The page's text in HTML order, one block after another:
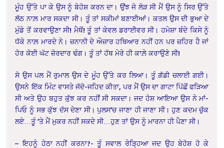
ਮੂੰਹ ਉੱਤੇ ਪਾ ਕੇ ਉਸ ਨੂੰ ਬੇਹੋਸ਼ ਕਰਨ ਦਾ। ਉਂਝ ਜੇ ਲੋੜ ਸੀ ਮੈਂ ਉਸ ਨੂੰ ਸਿਰ ਉੱਤੇ
ਲੱਠ ਨਾਲ਼ ਮਾਰ ਸਕਦਾ ਸੀ। ਤੂੰ ਤਾਂ ਸਕੀਮਾਂ ਬਣਾਈਆਂ। ਕਤਲ ਉਸ ਦੀ ਭੁਆ ਦੇ
ਮੁੰਡੇ ਤੋਂ ਕਰਵਾਉਣਾ ਸੀ! ਮੈਥੋਂ! ਤੂੰ ਤਾਂ ਕੇਵਲ ਡਰਾਈਵਰ ਸੀ। ਹਮੇਸ਼ਾ ਬੰਦੇ ਕਿਸੇ ਨੂੰ
ਧੱਕੇ ਨਾਲ਼ ਮਾਰਦੇ ਨੇ। ਜ਼ਨਾਨੀ ਦੇ ਔਜ਼ਾਰ ਹਥਿਆਰ ਨਹੀਂ ਹਨ ਪਰ ਜ਼ਹਿਰ ਹੈ ਜਾਂ
ਹੋਰ ਕੋਈ ਘੱਟ ਜ਼ੋਰਦਾਰ ਢੰਗ। ਤੂੰ ਤਾਂ ਹੱਥ ਮੇਰੇ ਹੀ ਕਾਲ਼ੇ ਕਰਾਉਣੇ ਸੀ!
ਸੋ ਉਸ ਪਲ ਮੈਂ ਰੁਮਾਲ ਉਸ ਦੇ ਮੂੰਹ ਉੱਤੇ ਕਰ ਲਿਆ। ਤੂੰ ਗੱਡੀ ਚਲਾਈ ਗਈ।
ਉਸਨੇ ਇੱਕ ਮਿੰਟ ਵਾਸਤੇ ਜੱਦੋ-ਜਹਿਦ ਕੀਤਾ, ਪਰ ਮੈਂ ਉਸ ਦਾ ਗਾਟਾ ਪਿੱਛੋਂ ਫੜਿਆ
ਸੀ ਅਤੇ ਉਹ ਬਹੁਤ ਕੁੱਝ ਕਰ ਨਹੀਂ ਸੀ ਸਕਦਾ। ਜਦ ਹੋਸ਼ ਆਇਆ ਉਸ ਨੇ ਮਾਂ-
ਪਿਓ ਨੂੰ ਸਭ ਕੁੱਝ ਦੱਸ ਦੇਣਾ ਸੀ। ਪੁਲਸ’ਚ ਜਾਣਾ ਹੀ ਜਾਣਾ ਸੀ। ਹੁਣ ਕਦਮ ਚੁੱਕ
ਲਏ…ਤੂੰ ’ਤੇ ਮੈਂ ਮੁਕਰ ਨਹੀਂ ਸਕਦੇ ਸੀ…ਹੁਣ ਤਾਂ ਉਸ ਨੂੰ ਮਾਰਨਾ ਹੀ ਪੈਣਾ ਸੀ।
– ਇਹਨੂੰ ਹੇਠਾ ਨਹੀਂ ਕਰਨਾ?- ਤੂੰ ਸਵਾਲ ਰੇੜ੍ਹਿਆ ਜਦ ਉਹ ਬੇਹੋਸ਼ ਹੋ ਕੇ